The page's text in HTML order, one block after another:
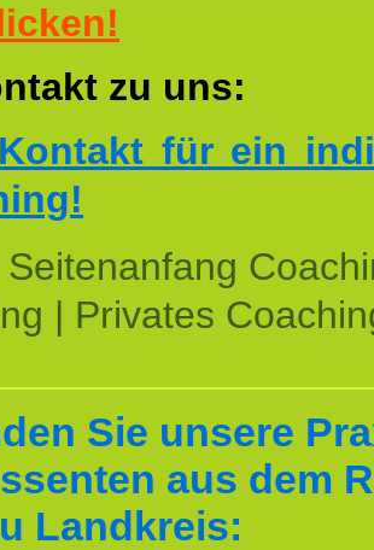
zu uns:
für ein
| Privates
Sie unsere
aus dem
Landkreis: